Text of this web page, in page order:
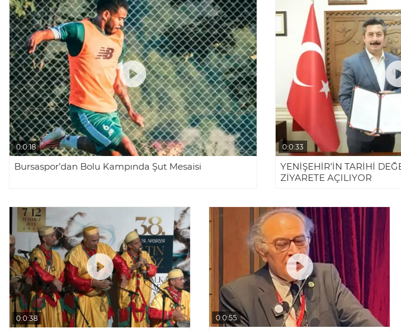
0:0:18
Bursaspor’dan Bolu Kampında Şut Mesaisi
0:0:33
YENİŞEHİR’İN TARİHİ
ZİYARETE AÇILIYOR
0:0:38 0:0:55